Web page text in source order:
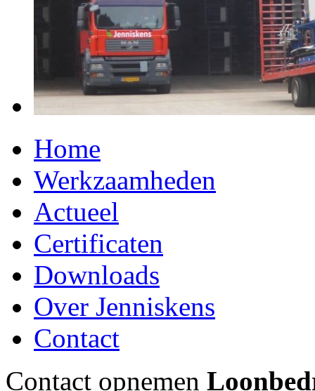
Home
Werkzaamheden
Actueel
Certificaten
Downloads
Over Jenniskens
Contact
Contact opnemen